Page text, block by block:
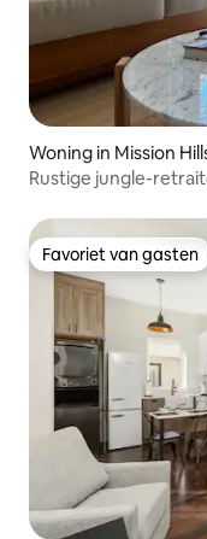
Woning in Mission
Rustige jungle-
Favoriet van gasten
Favoriet van gasten